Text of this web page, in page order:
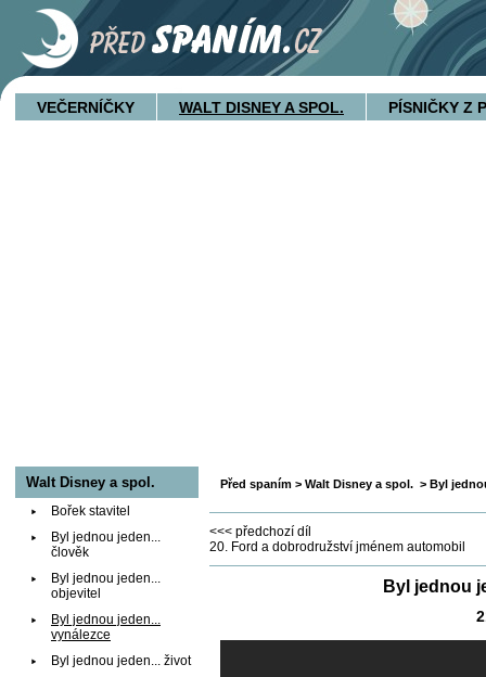
VEČERNÍČKY WALT DISNEY A SPOL. PÍSNIČKY Z
Před spaním > Walt Disney a spol. > Byl
<<< předchozí díl
20. Ford a dobrodružství jménem automobil
Byl jednou
Walt Disney a spol.
Bořek stavitel
Byl jednou jeden...
člověk
Byl jednou jeden...
objevitel
Byl jednou jeden...
vynálezce
Byl jednou jeden... život